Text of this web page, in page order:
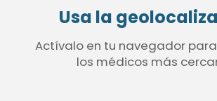
Usa la
Actívalo en tu navegador
los médicos más